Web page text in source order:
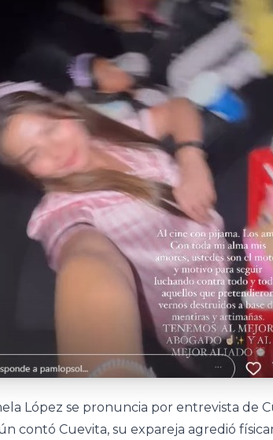
López se pronuncia por entrevista de
contó Cuevita, su expareja agredió